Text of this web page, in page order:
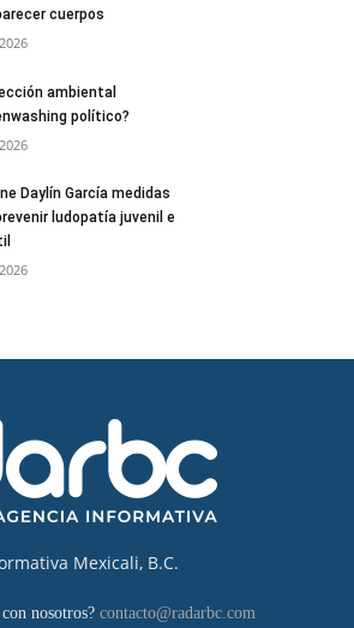
cuerpos
ambiental
político?
Daylín García medidas
ludopatía juvenil e
Mexicali, B.C.
nosotros? contacto@radarbc.com